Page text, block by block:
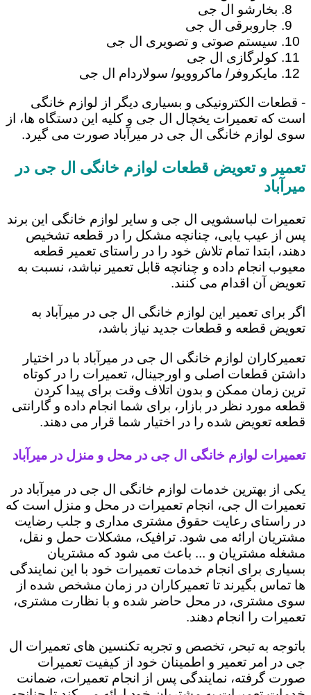
بخارشو ال جی
جاروبرقی ال جی
سیستم صوتی و تصویری ال جی
کولرگازی ال جی
مایکروفر/ ماکروویو/ سولاردام ال جی
- قطعات الکترونیکی و بسیاری دیگر از لوازم خانگی
است که تعمیرات یخچال ال جی و کلیه این دستگاه ها، از
سوی لوازم خانگی ال جی در میرآباد صورت می گیرد.
تعمیر و تعویض قطعات لوازم خانگی ال جی در
میرآباد
تعمیرات لباسشویی ال جی و سایر لوازم خانگی این برند
پس از عیب یابی، چنانچه مشکل را در قطعه تشخیص
دهند، ابتدا تمام تلاش خود را در راستای تعمیر قطعه
معیوب انجام داده و چنانچه قابل تعمیر نباشد، نسبت به
تعویض آن اقدام می کنند.
اگر برای تعمیر این لوازم خانگی ال جی در میرآباد به
تعویض قطعه و قطعات جدید نیاز باشد،
تعمیرکاران لوازم خانگی ال جی در میرآباد با در اختیار
داشتن قطعات اصلی و اورجینال، تعمیرات را در کوتاه
ترین زمان ممکن و بدون اتلاف وقت برای پیدا کردن
قطعه مورد نظر در بازار، برای شما انجام داده و گارانتی
قطعه تعویض شده را در اختیار شما قرار می دهند.
تعمیرات لوازم خانگی ال جی در محل و منزل در میرآباد
یکی از بهترین خدمات لوازم خانگی ال جی در میرآباد در
تعمیرات ال جی، انجام تعمیرات در محل و منزل است که
در راستای رعایت حقوق مشتری مداری و جلب رضایت
مشتریان ارائه می شود. ترافیک، مشکلات حمل و نقل،
مشغله مشتریان و ... باعث می شود که مشتریان
بسیاری برای انجام خدمات تعمیرات خود با این نمایندگی
ها تماس بگیرند تا تعمیرکاران در زمان مشخص شده از
سوی مشتری، در محل حاضر شده و با نظارت مشتری،
تعمیرات را انجام دهند.
باتوجه به تبحر، تخصص و تجربه تکنسین های تعمیرات ال
جی در امر تعمیر و اطمینان خود از کیفیت تعمیرات
صورت گرفته، نمایندگی پس از انجام تعمیرات، ضمانت